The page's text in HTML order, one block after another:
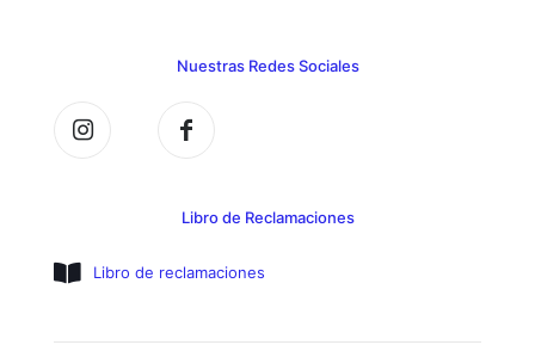
Nuestras Redes Sociales
Libro de Reclamaciones
Libro de reclamaciones